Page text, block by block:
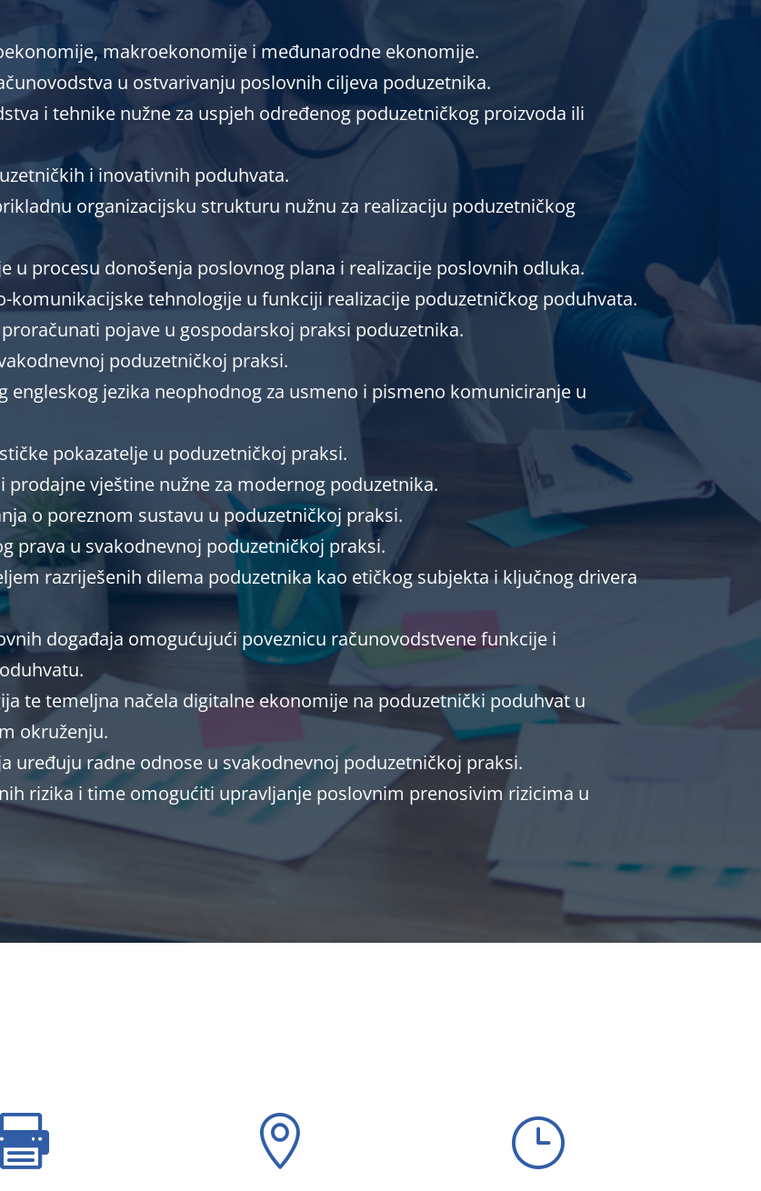
makroekonomije i međunarodne ekonomije.
u ostvarivanju poslovnih ciljeva poduzetnika.
i tehnike nužne za uspjeh određenog poduzetničkog proizvoda ili
i inovativnih poduhvata.
organizacijsku strukturu nužnu za realizaciju poduzetničkog
u procesu donošenja poslovnog plana i realizacije poslovnih odluka.
komunikacijske tehnologije u funkciji realizacije poduzetničkog poduhvata.
pojave u gospodarskoj praksi poduzetnika.
poduzetničkoj praksi.
engleskog jezika neophodnog za usmeno i pismeno komuniciranje u
pokazatelje u poduzetničkoj praksi.
vještine nužne za modernog poduzetnika.
o poreznom sustavu u poduzetničkoj praksi.
prava u svakodnevnoj poduzetničkoj praksi.
razriješenih dilema poduzetnika kao etičkog subjekta i ključnog drivera
događaja omogućujući poveznicu računovodstvene funkcije i
te temeljna načela digitalne ekonomije na poduzetnički poduhvat u
okruženju.
uređuju radne odnose u svakodnevnoj poduzetničkoj praksi.
rizika i time omogućiti upravljanje poslovnim prenosivim rizicima u
 }